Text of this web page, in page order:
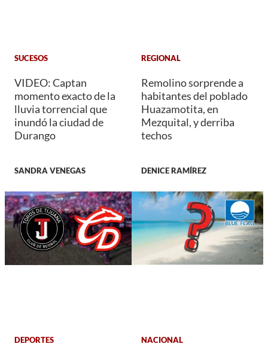
SUCESOS
VIDEO: Captan
momento exacto de la
lluvia torrencial que
inundó la ciudad de
Durango
SANDRA VENEGAS
REGIONAL
Remolino sorprende a
habitantes del poblado
Huazamotita, en
Mezquital, y derriba
techos
DENICE RAMÍREZ
DEPORTES NACIONAL